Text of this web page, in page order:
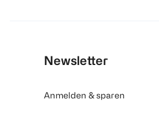
Newsletter
Anmelden & sparen